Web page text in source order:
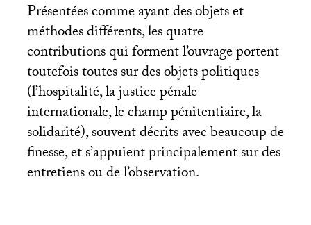
Présentées comme ayant des objets et
méthodes différents, les quatre
contributions qui forment l’ouvrage portent
toutefois toutes sur des objets politiques
(l’hospitalité, la justice pénale
internationale, le champ pénitentiaire, la
solidarité), souvent décrits avec beaucoup de
finesse, et s’appuient principalement sur des
entretiens ou de l’observation.